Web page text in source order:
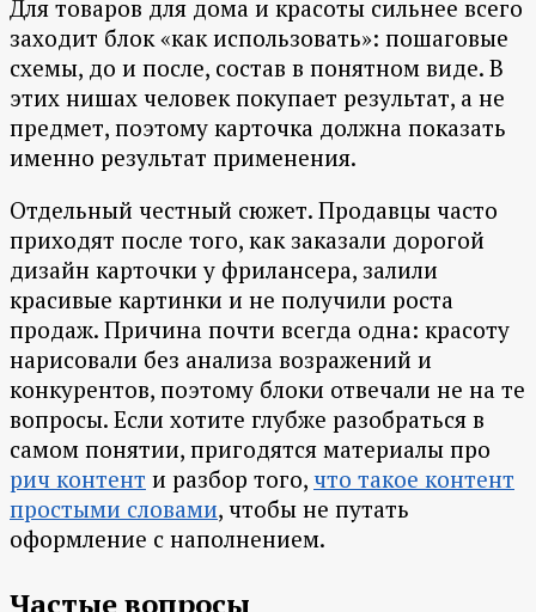
Для товаров для дома и красоты сильнее всего
заходит блок «как использовать»: пошаговые
схемы, до и после, состав в понятном виде. В
этих нишах человек покупает результат, а не
предмет, поэтому карточка должна показать
именно результат применения.
Отдельный честный сюжет. Продавцы часто
приходят после того, как заказали дорогой
дизайн карточки у фрилансера, залили
красивые картинки и не получили роста
продаж. Причина почти всегда одна: красоту
нарисовали без анализа возражений и
конкурентов, поэтому блоки отвечали не на те
вопросы. Если хотите глубже разобраться в
самом понятии, пригодятся материалы про
рич контент и разбор того, что такое контент
простыми словами, чтобы не путать
оформление с наполнением.
Частые вопросы